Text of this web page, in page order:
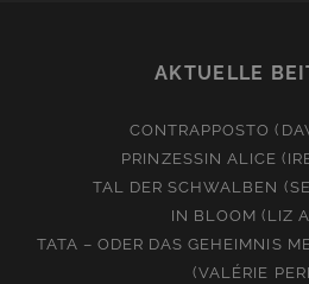
AKTUELLE
CONTRAPPOSTO
PRINZESSIN ALICE
TAL DER SCHWALBEN
IN BLOOM (LIZ
TATA – ODER DAS GEHEIMNIS
(VALÉRIE